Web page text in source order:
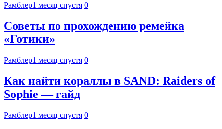
Рамблер1 месяц спустя 0
Советы по прохождению ремейка
«Готики»
Рамблер1 месяц спустя 0
Как найти кораллы в SAND: Raiders of
Sophie — гайд
Рамблер1 месяц спустя 0